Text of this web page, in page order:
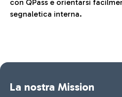
con QPass e orientarsi
segnaletica interna.
La nostra Mission